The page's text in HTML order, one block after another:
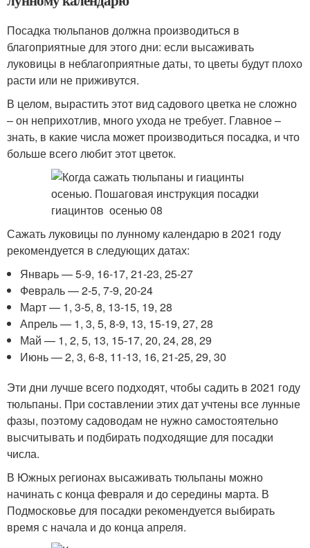
Посадка тюльпанов должна производиться в
благоприятные для этого дни: если высаживать
луковицы в неблагоприятные даты, то цветы будут плохо
расти или не приживутся.
В целом, вырастить этот вид садового цветка не сложно
– он неприхотлив, много ухода не требует. Главное –
знать, в какие числа может производиться посадка, и что
больше всего любит этот цветок.
Сажать луковицы по лунному календарю в 2021 году
рекомендуется в следующих датах:
Январь — 5-9, 16-17, 21-23, 25-27
Февраль — 2-5, 7-9, 20-24
Март — 1, 3-5, 8, 13-15, 19, 28
Апрель — 1, 3, 5, 8-9, 13, 15-19, 27, 28
Май — 1, 2, 5, 13, 15-17, 20, 24, 28, 29
Июнь — 2, 3, 6-8, 11-13, 16, 21-25, 29, 30
Эти дни лучше всего подходят, чтобы садить в 2021 году
тюльпаны. При составлении этих дат учтены все лунные
фазы, поэтому садоводам не нужно самостоятельно
высчитывать и подбирать подходящие для посадки
числа.
В Южных регионах высаживать тюльпаны можно
начинать с конца февраля и до середины марта. В
Подмосковье для посадки рекомендуется выбирать
время с начала и до конца апреля.